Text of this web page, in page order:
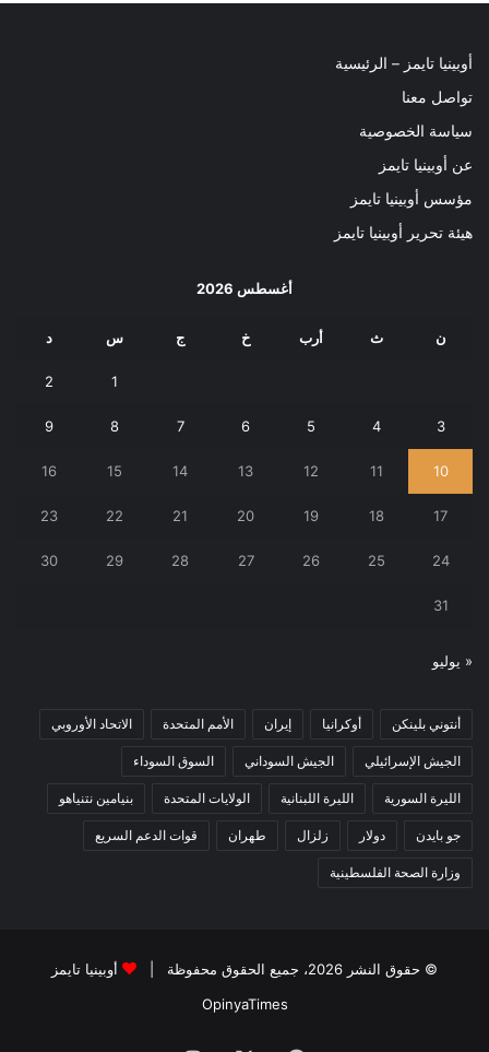
أوبينيا تايمز – الرئيسية
تواصل معنا
سياسة الخصوصية
عن أوبينيا تايمز
مؤسس أوبينيا تايمز
هيئة تحرير أوبينيا تايمز
أغسطس 2026
ن ث أرب خ ج س د
1
2
3
4
5
6
7
8
9
10
11
12
13
14
15
16
17
18
19
20
21
22
23
24
25
26
27
28
29
30
31
« يوليو
أنتوني بلينكن أوكرانيا إيران الأمم المتحدة الاتحاد الأوروبي
الجيش الإسرائيلي الجيش السوداني السوق السوداء
الليرة السورية الليرة اللبنانية الولايات المتحدة بنيامين نتنياهو
جو بايدن دولار زلزال طهران قوات الدعم السريع
وزارة الصحة الفلسطينية
© حقوق النشر 2026، جميع الحقوق محفوظة |
أوبينيا تايمز
OpinyaTimes